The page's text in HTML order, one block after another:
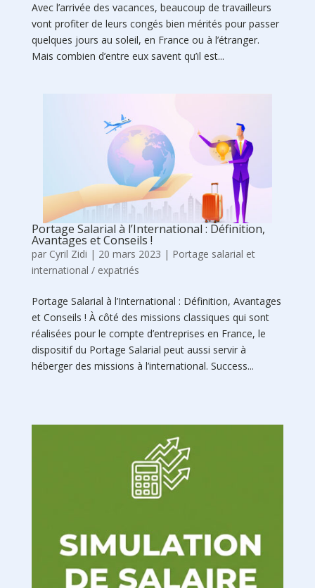
Avec l’arrivée des vacances, beaucoup de travailleurs
vont profiter de leurs congés bien mérités pour passer
quelques jours au soleil, en France ou à l’étranger.
Mais combien d’entre eux savent qu’il est...
Portage Salarial à l’International : Définition,
Avantages et Conseils !
par Cyril Zidi | 20 mars 2023 | Portage salarial et
international / expatriés
Portage Salarial à l’International : Définition, Avantages
et Conseils ! À côté des missions classiques qui sont
réalisées pour le compte d’entreprises en France, le
dispositif du Portage Salarial peut aussi servir à
héberger des missions à l’international. Success...